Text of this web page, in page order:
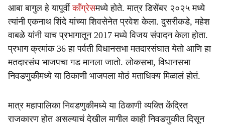
आबा बागुल हे यापूर्वीकाँग्रेसमध्ये होते. मात्र डिसेंबर २०२५ मध्ये
त्यांनी एकनाथ शिंदे यांच्या शिवसेनेत प्रवेश केला. दुसरीकडे, महेश
वाबळे यांनी याच प्रभागातून 2017 मध्ये विजय संपादन केला होता.
प्रभाग क्रमांक 36 हा पर्वती विधानसभा मतदारसंघात येतो आणि हा
मतदारसंघ भाजपचा गड मानला जातो. लोकसभा, विधानसभा
निवडणुकीमध्ये या ठिकाणी भाजपला मोठं मताधिक्य मिळालं होतं.
मात्र महापालिका निवडणुकीमध्ये या ठिकाणी व्यक्ति केंद्रित
राजकारण होत असल्याचं देखील मागील काही निवडणुकीत दिसून